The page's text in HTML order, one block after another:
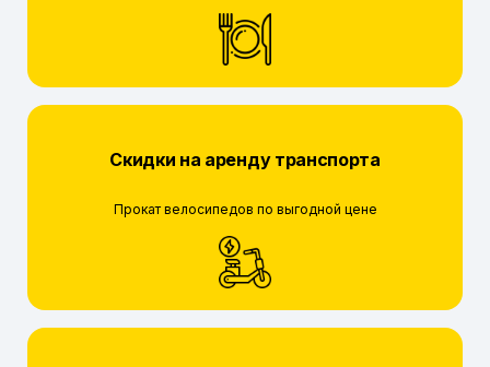
Скидки на аренду транспорта
Прокат велосипедов по выгодной цене